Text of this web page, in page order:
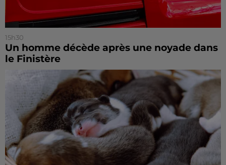
15h30
Un homme décède après une noyade dans
le Finistère